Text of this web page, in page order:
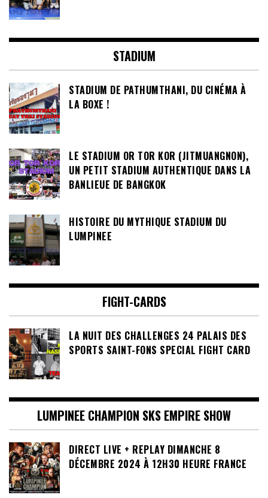
STADIUM
STADIUM DE PATHUMTHANI, DU CINÉMA À
LA BOXE !
LE STADIUM OR TOR KOR (JITMUANGNON),
UN PETIT STADIUM AUTHENTIQUE DANS LA
BANLIEUE DE BANGKOK
HISTOIRE DU MYTHIQUE STADIUM DU
LUMPINEE
FIGHT-CARDS
LA NUIT DES CHALLENGES 24 PALAIS DES
SPORTS SAINT-FONS SPECIAL FIGHT CARD
LUMPINEE CHAMPION SKS EMPIRE SHOW
DIRECT LIVE + REPLAY DIMANCHE 8
DÉCEMBRE 2024 À 12H30 HEURE FRANCE